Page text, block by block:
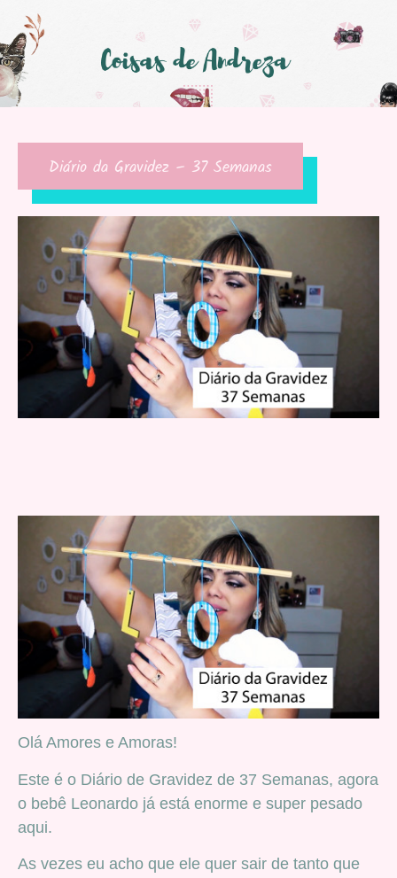
Diário da Gravidez – 37 Semanas
Olá Amores e Amoras!
Este é o Diário de Gravidez de 37 Semanas, agora
o bebê Leonardo já está enorme e super pesado
aqui.
As vezes eu acho que ele quer sair de tanto que